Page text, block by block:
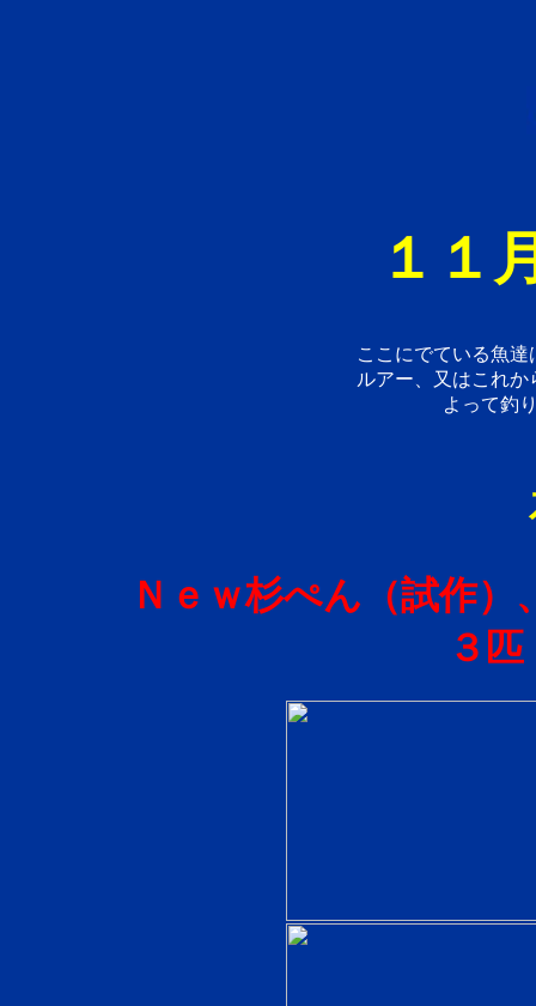
１１
ここにでている魚
ルアー、又はこれ
よって釣
Ｎｅｗ杉ぺん（試作
３